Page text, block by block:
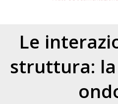
Le
struttura: